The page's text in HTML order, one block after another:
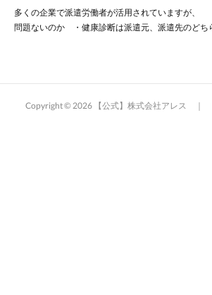
多くの企業で派遣労働者が活用されていますが、
問題ないのか ・健康診断は派遣元、派遣先のど
Copyright © 2026 【公式】株式会社アレス ｜